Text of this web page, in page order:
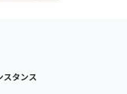
スタンス